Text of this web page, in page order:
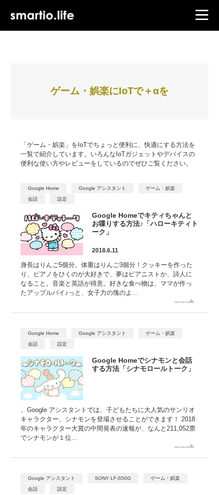
ゲーム・娯楽にIoTで＋αを
「ゲーム・娯楽」をIoTでちょっと便利に、快適にする方法を
一覧で紹介しています。いろんなIoTガジェットやデバイスの
便利な使い方やレビューをしているのでぜひご覧ください。
Google Home Google アシスタント
ゲーム・娯楽
会話
設定
Google Homeでキティちゃんと
お喋りする方法♪「ハローキティト
ーク」
2018.6.11
身長はりんご5個分。体重はりんご3個分！クッキーを作った
り、ピアノをひくのが大好きで、夢はピアニストか、詩人に
なること。音楽と英語が得意。好きな食べ物は、ママが作っ
たアップルパイ♪っと、女子力の塊のよ…
Google Home Google アシスタント
ゲーム・娯楽
会話
設定
Google Homeでシナモンと会話
する方法「シナモロールトーク」
、Google アシスタントでは、子どもたちに大人気のサンリオ
キャラクター、シナモンを登場させることができます！ 2018
年のキャラクター大賞の中間発表の速報が、なんと211,052票
でシナモンが１位…
Google アシスタント SONY LF-S50G
ゲーム・娯楽
会話
設定